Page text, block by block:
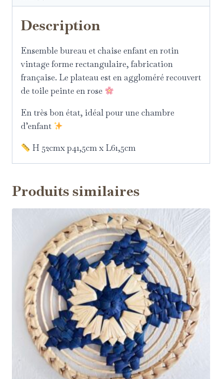
Description
Ensemble bureau et chaise enfant en rotin
vintage forme rectangulaire, fabrication
française. Le plateau est en aggloméré recouvert
de toile peinte en rose
En très bon état, idéal pour une chambre
d’enfant
H 52cmx p41,5cm x L61,5cm
Produits similaires